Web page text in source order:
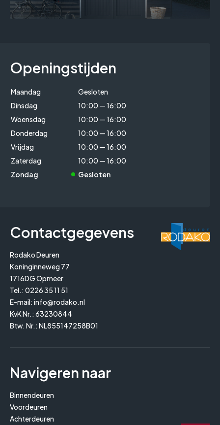
Openingstijden
Maandag
Gesloten
Dinsdag
10:00 — 16:00
Woensdag
10:00 — 16:00
Donderdag
10:00 — 16:00
Vrijdag
10:00 — 16:00
Zaterdag
10:00 — 16:00
Zondag
Gesloten
Contactgegevens
Rodako Deuren
Koninginneweg 77
1716DG Opmeer
Tel.: 0226 35 11 51
E-mail: info@rodako.nl
KvK Nr.: 63230844
Btw. Nr.: NL855147258B01
Navigeren naar
Binnendeuren
Voordeuren
Achterdeuren